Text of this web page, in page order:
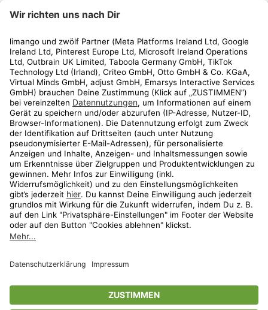
Kundenservice
Shop
Aktionen
Travel
* Streichpreise entsprechen der unverbindlichen Preisempfehlung des